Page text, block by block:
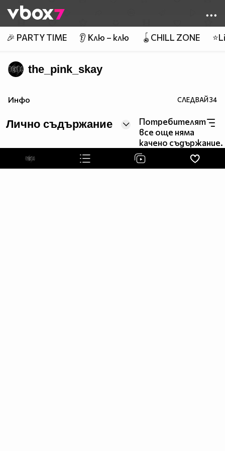
👾
🎉 PARTY TIME 👂 Клю – клю 🪀CHILL ZONE
the_pink_skay
Инфо СЛЕДВАЙ34
Лично съдържание
Потребителят
все още няма
качено съдържание.